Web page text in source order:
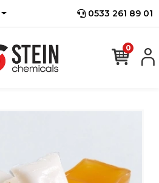
0533 261 89 01
0